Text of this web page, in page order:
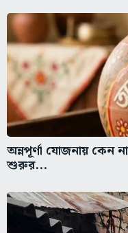
অন্নপূর্ণা যোজনায় কেন
শুরুর...